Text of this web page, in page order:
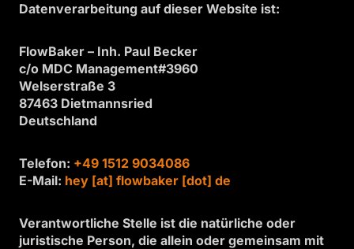
Datenverarbeitung auf dieser Website ist:
FlowBaker – Inh. Paul Becker
c/o MDC Management#3960
Welserstraße 3
87463 Dietmannsried
Deutschland
Telefon: +49 1512 9034086
E-Mail: hey [at] flowbaker [dot] de
Verantwortliche Stelle ist die natürliche oder
juristische Person, die allein oder gemeinsam mit